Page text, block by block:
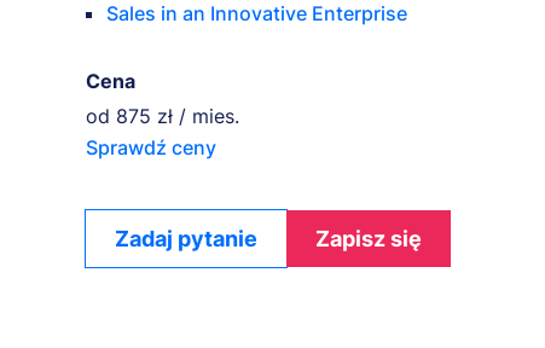
Sales in an Innovative Enterprise
Cena
od 875 zł / mies.
Sprawdź ceny
Zadaj pytanie Zapisz się